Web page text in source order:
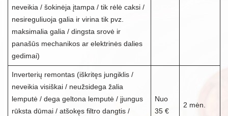
neveikia / šokinėja įtampa / tik rėlė caksi /
nesireguliuoja galia ir virina tik pvz.
maksimalia galia / dingsta srovė ir
panašūs mechanikos ar elektrinės dalies
gedimai)
Inverterių remontas (iškritęs jungiklis /
neveikia visiškai / neužsidega žalia
lemputė / dega geltona lemputė / įjungus
rūksta dūmai / atšokęs filtro dangtis /
Nuo
35 €
2 mėn.